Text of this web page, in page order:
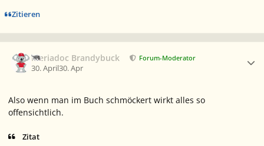
Zitieren
Meriadoc Brandybuck Forum-Moderator
30. April30. Apr
Also wenn man im Buch schmöckert wirkt alles so
offensichtlich.
Zitat